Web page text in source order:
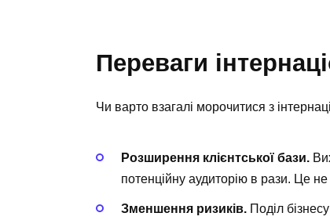
Переваги
Чи варто взагалі морочитися з
Розширення клієнтської бази.
потенційну аудиторію в рази. Це
Зменшення ризиків. Поділ